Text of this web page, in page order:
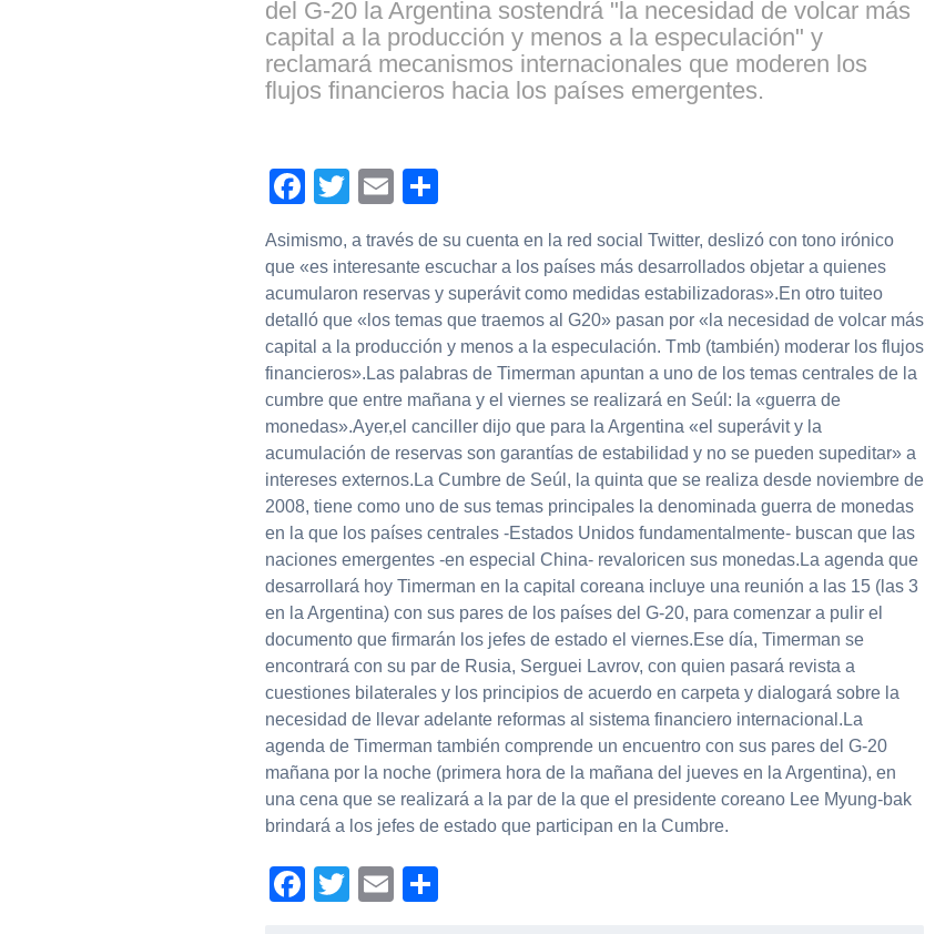
del G-20 la Argentina sostendrá "la necesidad de volcar más
capital a la producción y menos a la especulación" y
reclamará mecanismos internacionales que moderen los
flujos financieros hacia los países emergentes.
Facebook
TwitterEmail
Asimismo, a través de su cuenta en la red social Twitter, deslizó con tono irónico
que «es interesante escuchar a los países más desarrollados objetar a quienes
acumularon reservas y superávit como medidas estabilizadoras».En otro tuiteo
detalló que «los temas que traemos al G20» pasan por «la necesidad de volcar más
capital a la producción y menos a la especulación. Tmb (también) moderar los flujos
financieros».Las palabras de Timerman apuntan a uno de los temas centrales de la
cumbre que entre mañana y el viernes se realizará en Seúl: la «guerra de
monedas».Ayer,el canciller dijo que para la Argentina «el superávit y la
acumulación de reservas son garantías de estabilidad y no se pueden supeditar» a
intereses externos.La Cumbre de Seúl, la quinta que se realiza desde noviembre de
2008, tiene como uno de sus temas principales la denominada guerra de monedas
en la que los países centrales -Estados Unidos fundamentalmente- buscan que las
naciones emergentes -en especial China- revaloricen sus monedas.La agenda que
desarrollará hoy Timerman en la capital coreana incluye una reunión a las 15 (las 3
en la Argentina) con sus pares de los países del G-20, para comenzar a pulir el
documento que firmarán los jefes de estado el viernes.Ese día, Timerman se
encontrará con su par de Rusia, Serguei Lavrov, con quien pasará revista a
cuestiones bilaterales y los principios de acuerdo en carpeta y dialogará sobre la
necesidad de llevar adelante reformas al sistema financiero internacional.La
agenda de Timerman también comprende un encuentro con sus pares del G-20
mañana por la noche (primera hora de la mañana del jueves en la Argentina), en
una cena que se realizará a la par de la que el presidente coreano Lee Myung-bak
brindará a los jefes de estado que participan en la Cumbre.
Facebook
TwitterEmail